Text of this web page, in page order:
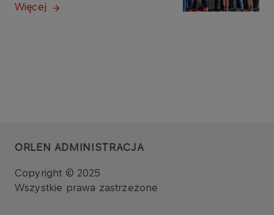
Więcej
ORLEN ADMINISTRACJA
Copyright © 2025
Wszystkie prawa zastrzeżone